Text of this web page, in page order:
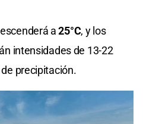
a25°C, y los
intensidades de 13-22
precipitación.